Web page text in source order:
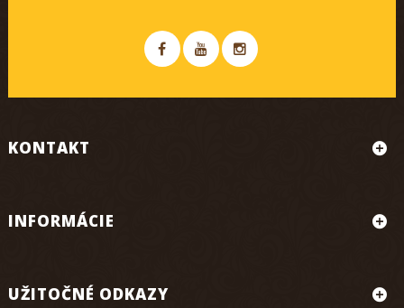
KONTAKT
INFORMÁCIE
UŽITOČNÉ ODKAZY